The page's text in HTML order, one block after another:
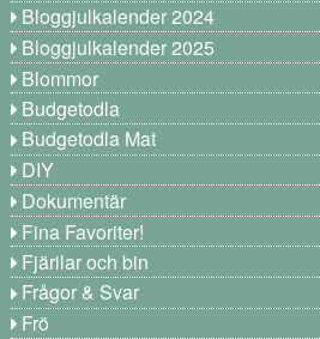
Bloggjulkalender 2024
Bloggjulkalender 2025
Blommor
Budgetodla
Budgetodla Mat
DIY
Dokumentär
Fina Favoriter!
Fjärilar och bin
Frågor & Svar
Frö